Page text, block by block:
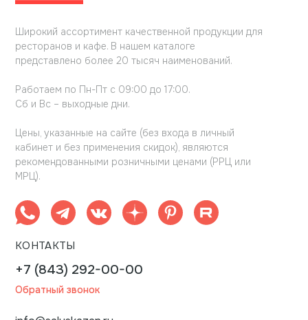
Широкий ассортимент качественной продукции для
ресторанов и кафе. В нашем каталоге
представлено более 20 тысяч наименований.
Работаем по Пн-Пт с 09:00 до 17:00.
Сб и Вс – выходные дни.
Цены, указанные на сайте (без входа в личный
кабинет и без применения скидок), являются
рекомендованными розничными ценами (РРЦ или
МРЦ).
КОНТАКТЫ
+7 (843) 292-00-00
Обратный звонок